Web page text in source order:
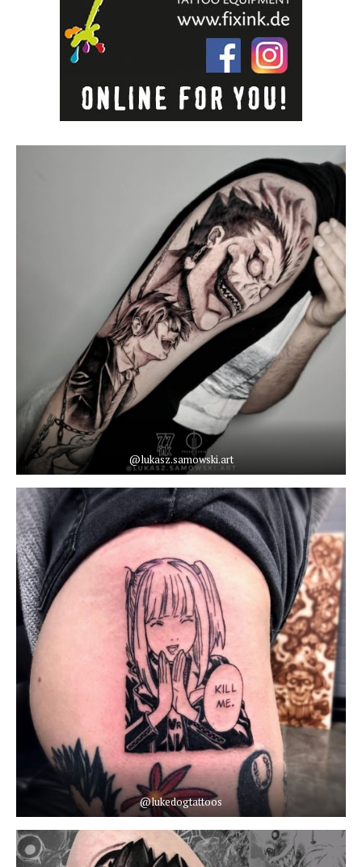
@lukasz.samowski.art
@lukedogtattoos